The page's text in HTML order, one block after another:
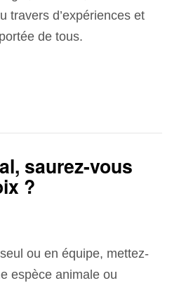
travers d’expériences et
de tous.
saurez-vous
?
ou en équipe, mettez-
espèce animale ou